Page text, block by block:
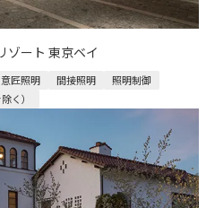
ゾート 東京ベイ
意匠照明 間接照明
照明制御
く）